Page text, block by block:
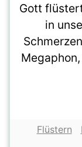
Gott
in
Flüstern